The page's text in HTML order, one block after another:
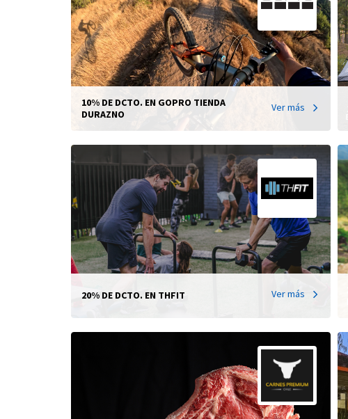
10% DE DCTO. EN GOPRO TIENDA
DURAZNO
Ver más
20% DE DCTO. EN THFIT Ver más